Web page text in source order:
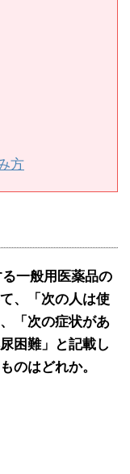
方
一般用医薬品の
、「次の人は使
「次の症状があ
困難」と記載し
のはどれか。